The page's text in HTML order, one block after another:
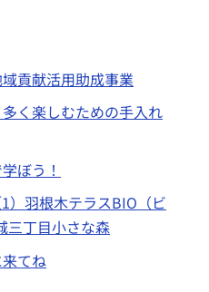
貢献活用助成事業
く楽しむための手入れ
ぼう！
）羽根木テラスBIO（ビ
三丁目小さな森
てね